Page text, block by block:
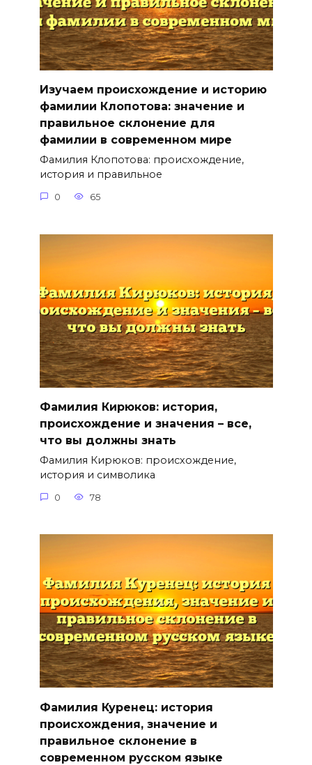
Изучаем происхождение и историю
фамилии Клопотова: значение и
правильное склонение для
фамилии в современном мире
Фамилия Клопотова: происхождение,
история и правильное
0 65
Фамилия Кирюков: история,
происхождение и значения – все,
что вы должны знать
Фамилия Кирюков: происхождение,
история и символика
0 78
Фамилия Куренец: история
происхождения, значение и
правильное склонение в
современном русском языке